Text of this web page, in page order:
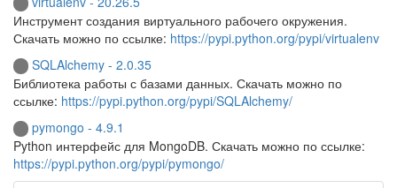
Инструмент создания виртуального рабочего окружения.
Скачать можно по ссылке: https://pypi.python.org/pypi/virtualenv
SQLAlchemy - 2.0.35
Библиотека работы с базами данных. Скачать можно по
ссылке: https://pypi.python.org/pypi/SQLAlchemy/
pymongo - 4.9.1
Python интерфейс для MongoDB. Скачать можно по ссылке:
https://pypi.python.org/pypi/pymongo/